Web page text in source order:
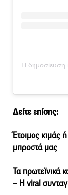
Δείτε επίσης:
Έτοιμος κιμάς
μπροστά μας
Τα πρωτεϊνικά
– Η viral